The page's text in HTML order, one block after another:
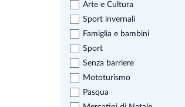
Arte e Cultura
Sport invernali
Famiglia e bambini
Sport
Senza barriere
Mototurismo
Pasqua